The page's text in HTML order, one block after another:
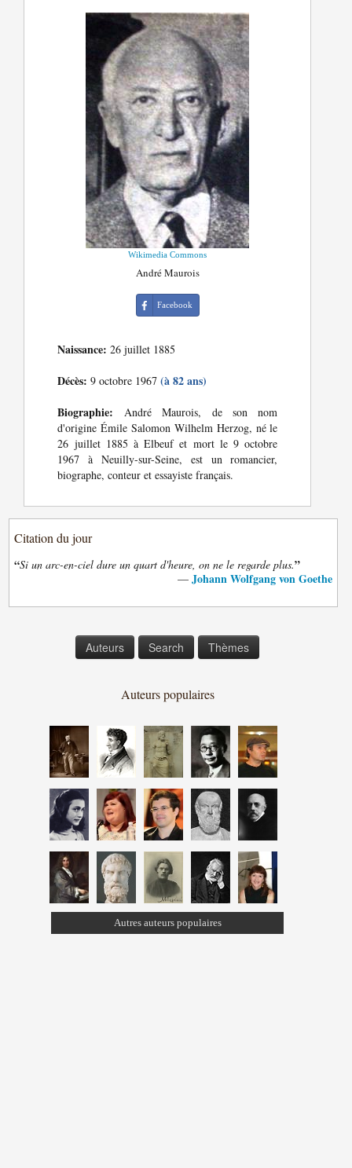
Wikimedia Commons
André Maurois
Facebook
Naissance: 26 juillet 1885
Décès: 9 octobre 1967(à 82 ans)
Biographie: André Maurois, de son nom
d'origine Émile Salomon Wilhelm Herzog, né le
26 juillet 1885 à Elbeuf et mort le 9 octobre
1967 à Neuilly-sur-Seine, est un romancier,
biographe, conteur et essayiste français.
Citation du jour
“Si un arc-en-ciel dure un quart d'heure, on ne le regarde plus.”
— Johann Wolfgang von Goethe
Auteurs Search Thèmes
Auteurs populaires
Autres auteurs populaires